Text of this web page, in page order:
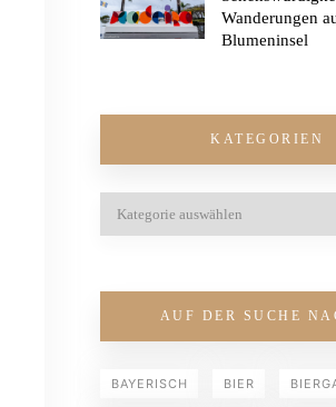
Wanderungen
Blumeninsel
KATEGORIEN
AUF DER SUCHE
BAYERISCH BIER